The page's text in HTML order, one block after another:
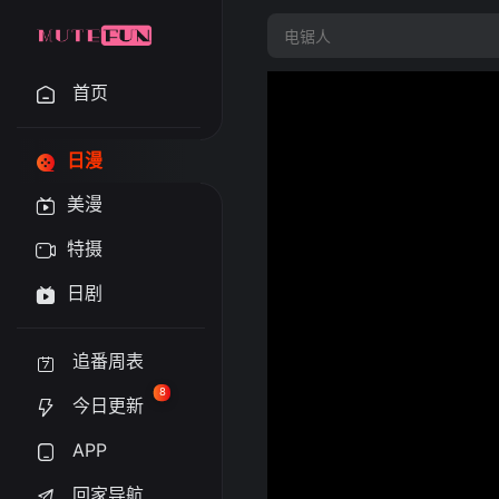
首页
日漫
美漫
特摄
日剧
追番周表
今日更新
8
APP
回家导航